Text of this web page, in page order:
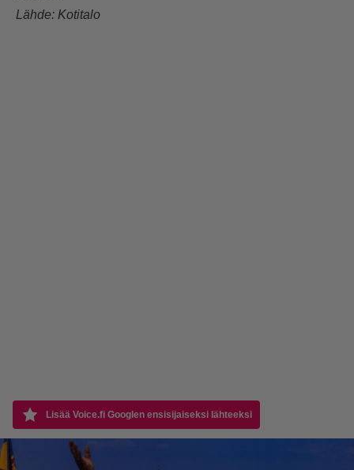
Lähde: Kotitalo
Lisää Voice.fi Googlen ensisijaiseksi lähteeksi